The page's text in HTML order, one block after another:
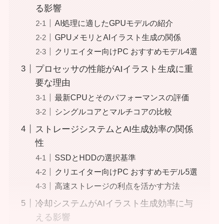
る影響
AI処理に適したGPUモデルの紹介
GPUメモリとAIイラスト生成の関係
クリエイター向けPC おすすめモデル4選
プロセッサの性能がAIイラスト生成に重
要な理由
最新CPUとそのパフォーマンスの評価
シングルコアとマルチコアの比較
ストレージシステムとAI生成効率の関係
性
SSDとHDDの選択基準
クリエイター向けPC おすすめモデル5選
高速ストレージの利点を活かす方法
冷却システムがAIイラスト生成効率に与
える影響